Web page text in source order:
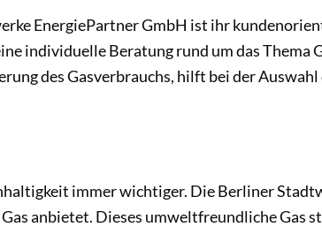
EnergiePartner GmbH ist ihr
individuelle Beratung rund um das Thema
des Gasverbrauchs, hilft bei der
immer wichtiger. Die Berliner
anbietet. Dieses umweltfreundliche Gas